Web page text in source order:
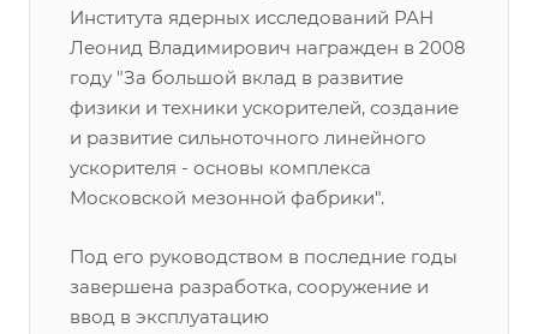
Института ядерных исследований РАН
Леонид Владимирович награжден в 2008
году "За большой вклад в развитие
физики и техники ускорителей, создание
и развитие сильноточного линейного
ускорителя - основы комплекса
Московской мезонной фабрики".
Под его руководством в последние годы
завершена разработка, сооружение и
ввод в эксплуатацию